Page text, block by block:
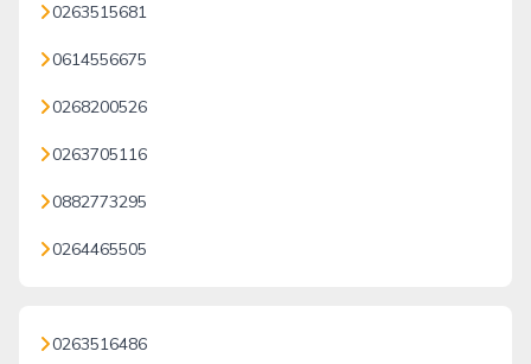
0263515681
0614556675
0268200526
0263705116
0882773295
0264465505
0263516486